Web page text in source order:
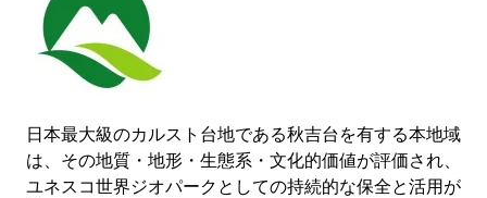
日本最大級のカルスト台地である秋吉台を有する本地域
は、その地質・地形・生態系・文化的価値が評価され、
ユネスコ世界ジオパークとしての持続的な保全と活用が